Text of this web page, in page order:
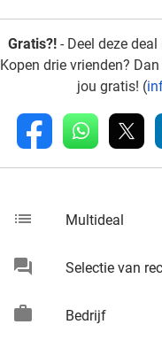
Gratis?! - Deel deze
Kopen drie vrienden?
jou gratis! (
fb whatsapp
list Multideal
chat Selectie van
work Bedrijf